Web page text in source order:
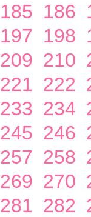
185 186
197 198
209 210
221 222
233 234
245 246
257 258
269 270
281 282